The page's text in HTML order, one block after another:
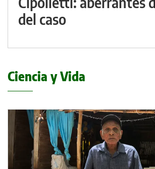
del caso
Ciencia y Vida